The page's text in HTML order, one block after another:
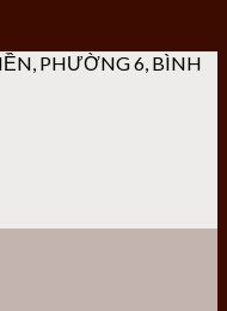
PHƯỜNG 6, BÌNH